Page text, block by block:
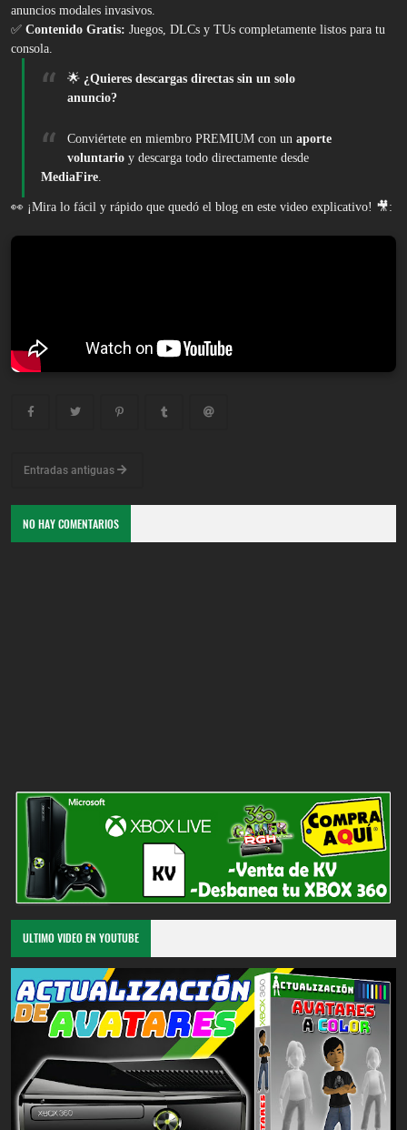
anuncios modales invasivos.
✅ Contenido Gratis: Juegos, DLCs y TUs completamente listos para tu
consola.
🌟 ¿Quieres descargas directas sin un solo
anuncio?
Conviértete en miembro PREMIUM con un aporte
voluntario y descarga todo directamente desde
MediaFire.
👀 ¡Mira lo fácil y rápido que quedó el blog en este video explicativo! 🎥:
Entradas antiguas
NO HAY COMENTARIOS
ULTIMO VIDEO EN YOUTUBE